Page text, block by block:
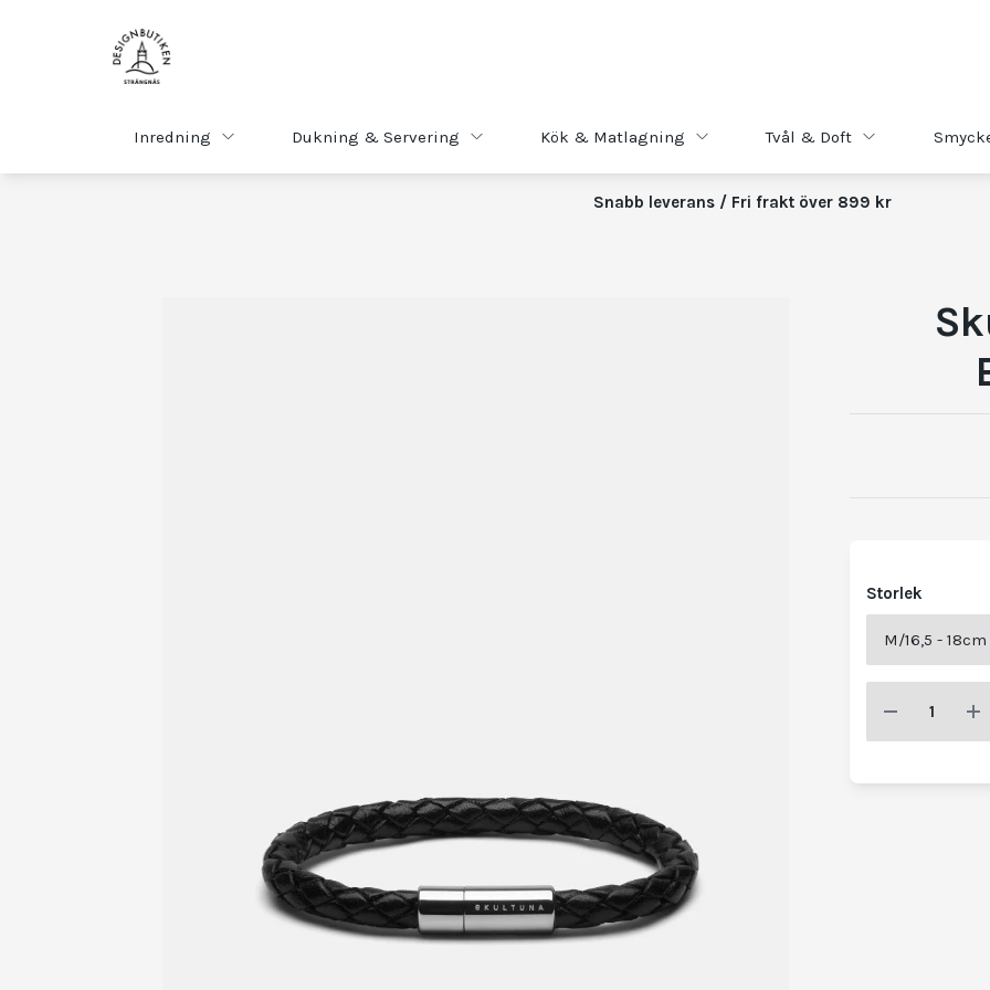
Inredning Dukning & Servering Kök & Matlagning Tvål & Doft
Snabb leverans / Fri frakt över 899 kr
Storlek